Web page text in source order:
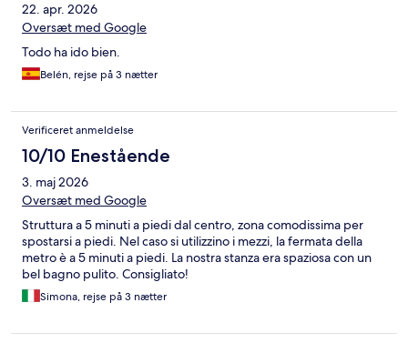
22. apr. 2026
Oversæt med Google
Todo ha ido bien.
Belén, rejse på 3 nætter
Verificeret anmeldelse
10/10 Enestående
3. maj 2026
Oversæt med Google
Struttura a 5 minuti a piedi dal centro, zona comodissima per
spostarsi a piedi. Nel caso si utilizzino i mezzi, la fermata della
metro è a 5 minuti a piedi. La nostra stanza era spaziosa con un
bel bagno pulito. Consigliato!
Simona, rejse på 3 nætter